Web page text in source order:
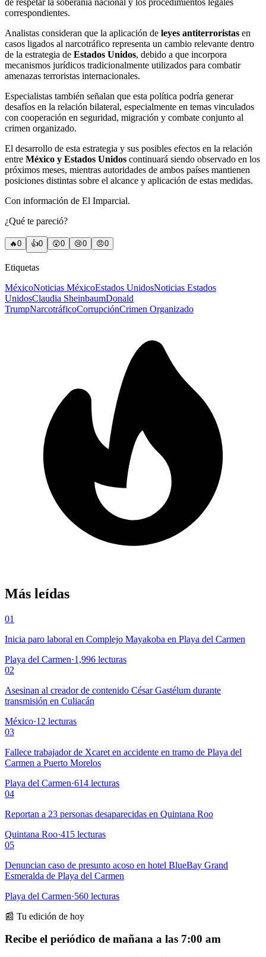
correspondientes.
Analistas consideran que la aplicación de leyes antiterroristas en
casos ligados al narcotráfico representa un cambio relevante dentro
de la estrategia de Estados Unidos, debido a que incorpora
mecanismos jurídicos tradicionalmente utilizados para combatir
amenazas terroristas internacionales.
Especialistas también señalan que esta política podría generar
desafíos en la relación bilateral, especialmente en temas vinculados
con cooperación en seguridad, migración y combate conjunto al
crimen organizado.
El desarrollo de esta estrategia y sus posibles efectos en la relación
entre México y Estados Unidos continuará siendo observado en los
próximos meses, mientras autoridades de ambos países mantienen
posiciones distintas sobre el alcance y aplicación de estas medidas.
Con información de El Imparcial.
¿Qué te pareció?
🔥0 👍0 😲0 😢0 😠0
Etiquetas
MéxicoNoticias MéxicoEstados UnidosNoticias Estados
UnidosClaudia SheinbaumDonald
TrumpNarcotráficoCorrupciónCrimen Organizado
Más leídas
01
Inicia paro laboral en Complejo Mayakoba en Playa del Carmen
Playa del Carmen·1,996 lecturas
02
Asesinan al creador de contenido César Gastélum durante
transmisión en Culiacán
México·12 lecturas
03
Fallece trabajador de Xcaret en accidente en tramo de Playa del
Carmen a Puerto Morelos
Playa del Carmen·614 lecturas
04
Reportan a 23 personas desaparecidas en Quintana Roo
Quintana Roo·415 lecturas
05
Denuncian caso de presunto acoso en hotel BlueBay Grand
Esmeralda de Playa del Carmen
Playa del Carmen·560 lecturas
📰 Tu edición de hoy
Recibe el periódico de mañana a las 7:00 am